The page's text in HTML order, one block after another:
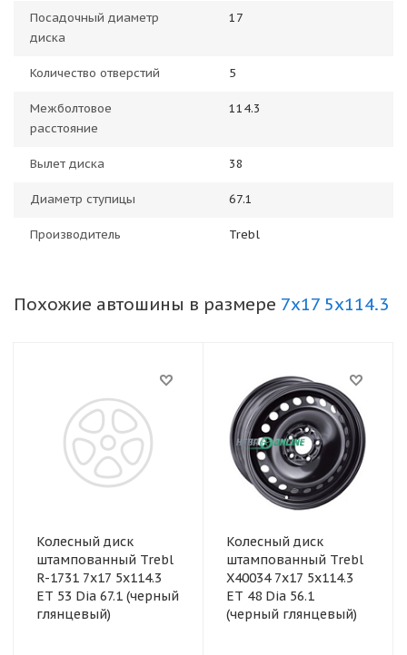
Посадочный диаметр
диска
17
Количество отверстий 5
Межболтовое
расстояние
114.3
Вылет диска 38
Диаметр ступицы 67.1
Производитель Trebl
Похожие автошины в размере 7x17 5x114.3
Колесный диск
штампованный Trebl
R-1731 7x17 5x114.3
ET 53 Dia 67.1 (черный
глянцевый)
Колесный диск
штампованный Trebl
X40034 7x17 5x114.3
ET 48 Dia 56.1
(черный глянцевый)